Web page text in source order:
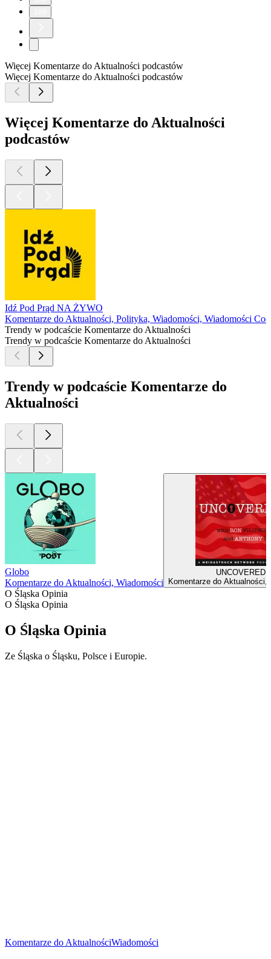
Więcej Komentarze do Aktualności podcastów
Więcej Komentarze do Aktualności podcastów
Więcej Komentarze do Aktualności
podcastów
Idź Pod Prąd NA ŻYWO
Komentarze do Aktualności, Polityka, Wiadomości, Wiadomości
Trendy w podcaście Komentarze do Aktualności
Trendy w podcaście Komentarze do Aktualności
Trendy w podcaście Komentarze do
Aktualności
Globo
Komentarze do Aktualności, Wiadomości
UNCOVERED
Komentarze do Aktualności,
O Śląska Opinia
O Śląska Opinia
O Śląska Opinia
Ze Śląska o Śląsku, Polsce i Europie.
Komentarze do AktualnościWiadomości